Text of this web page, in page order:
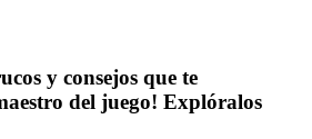
y consejos que te
del juego! Explóralos